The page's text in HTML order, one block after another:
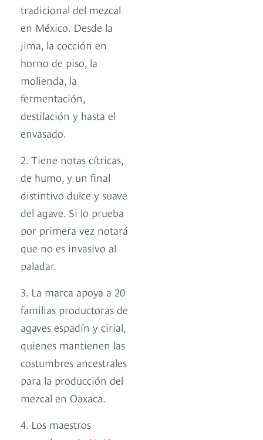
tradicional del mezcal
en México. Desde la
jima, la cocción en
horno de piso, la
molienda, la
fermentación,
destilación y hasta el
envasado.
2. Tiene notas cítricas,
de humo, y un final
distintivo dulce y suave
del agave. Si lo prueba
por primera vez notará
que no es invasivo al
paladar.
3. La marca apoya a 20
familias productoras de
agaves espadín y cirial,
quienes mantienen las
costumbres ancestrales
para la producción del
mezcal en Oaxaca.
4. Los maestros